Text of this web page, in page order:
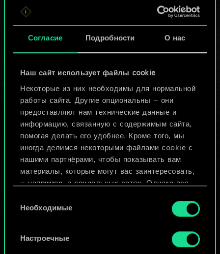
Согласие Подробности О нас
Наш сайт использует файлы cookie
Некоторые из них необходимы для нормальной
работы сайта. Другие опциональны — они
предоставляют нам технические данные и
информацию, связанную с содержимым сайта,
помогая делать его удобнее. Кроме того, мы
иногда делимся некоторыми файлами cookie с
нашими партнёрами, чтобы показывать вам
материалы, которые могут вас заинтересовать,
— например, в социальных сетях. Однако все
разрешения.
Найти подробную информацию о том, как мы
используем ваши файлы cookie, и изменить
согласия
Необходимые
Настроечные
колоды, которыми
поделились другие
игроки.
Но их может быть
больше!
Назвать колоду и описать её
Изменить колоду